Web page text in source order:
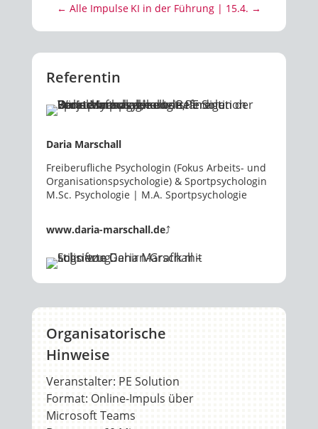
← Alle Impulse KI in der Führung | 15.4. →
Referentin
Daria Marschall
Freiberufliche Psychologin (Fokus Arbeits- und
Organisationspsychologie) & Sportpsychologin
M.Sc. Psychologie | M.A. Sportpsychologie
www.daria-marschall.de⤴
Organisatorische
Hinweise
Veranstalter: PE Solution
Format: Online-Impuls über
Microsoft Teams